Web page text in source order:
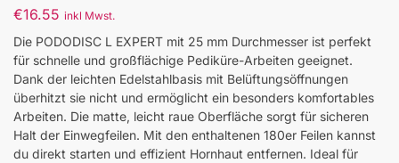
€16.55 inkl Mwst.
Die PODODISC L EXPERT mit 25 mm Durchmesser ist perfekt
für schnelle und großflächige Pediküre-Arbeiten geeignet.
Dank der leichten Edelstahlbasis mit Belüftungsöffnungen
überhitzt sie nicht und ermöglicht ein besonders komfortables
Arbeiten. Die matte, leicht raue Oberfläche sorgt für sicheren
Halt der Einwegfeilen. Mit den enthaltenen 180er Feilen kannst
du direkt starten und effizient Hornhaut entfernen. Ideal für